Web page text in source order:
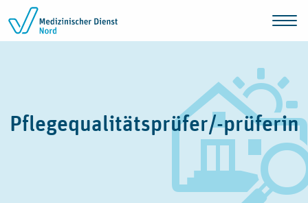
Zum Inhalt springen
Pflegequalitätsprüfer/-prüferin